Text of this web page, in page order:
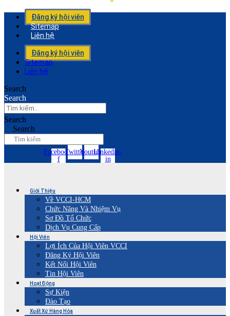
Đăng ký hội viên
Sitemap
Liên hệ
Đăng ký hội viên
Sitemap
Liên hệ
Search
Search
Search
Search
Facebook-
f
TwitterYoutubeLinkedin-
in
Giới Thiệu
Về VCCI-HCM
Chức Năng Và Nhiệm Vụ
Sơ Đồ Tổ Chức
Dịch Vụ Cung Cấp
Hội Viên
Lợi Ích Của Hội Viên VCCI
Đăng Ký Hội Viên
Kết Nối Hội Viên
Tin Hội Viên
Hoạt Động
Sự Kiện
Đào Tạo
Xuất Xứ Hàng Hóa